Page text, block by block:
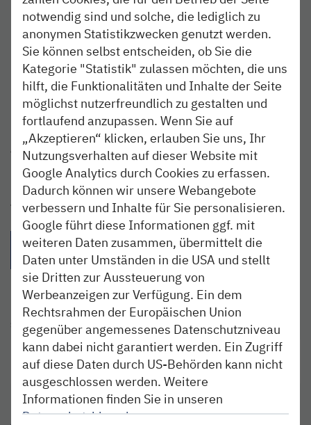
Die nordbahn bringt euch hin.
Hier geht`s zu denLinien und Fahrplänen.
Bildnachweis:
Header: Krokusblüte im Husumer Schlosspark, ©
Tourismus und Stadtmarketing Husum GmbH
Beitragsbild: Kristina Cinate / unsplashed
Teilen:
{{Link öffnet facebook teilen in neuem
{{Link öffnet twitter teilen in neuem
{{Link öffnet whatsapp teilen in
{{per E-Mail teilen}} -
SCHLAGWÖRTER
Ausflugstipp
notwendig sind und solche, die lediglich zu
anonymen Statistikzwecken genutzt werden.
Sie können selbst entscheiden, ob Sie die
Kategorie "Statistik" zulassen möchten, die uns
hilft, die Funktionalitäten und Inhalte der Seite
möglichst nutzerfreundlich zu gestalten und
fortlaufend anzupassen. Wenn Sie auf
„Akzeptieren“ klicken, erlauben Sie uns, Ihr
Nutzungsverhalten auf dieser Website mit
Google Analytics durch Cookies zu erfassen.
Dadurch können wir unsere Webangebote
verbessern und Inhalte für Sie personalisieren.
Google führt diese Informationen ggf. mit
weiteren Daten zusammen, übermittelt die
Daten unter Umständen in die USA und stellt
sie Dritten zur Aussteuerung von
Werbeanzeigen zur Verfügung. Ein dem
Rechtsrahmen der Europäischen Union
gegenüber angemessenes Datenschutzniveau
kann dabei nicht garantiert werden. Ein Zugriff
auf diese Daten durch US-Behörden kann nicht
ausgeschlossen werden. Weitere
Informationen finden Sie in unseren
Datenschutzhinweisen.